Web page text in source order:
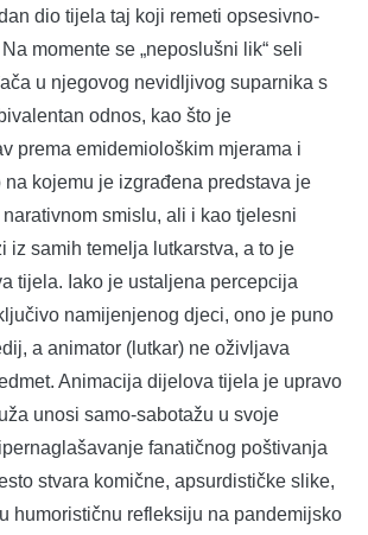
dio tijela taj koji remeti opsesivno-
momente se „neposlušni lik“ seli
u njegovog nevidljivog suparnika s
odnos, kao što je
prema emidemiološkim mjerama i
na kojemu je izgrađena predstava je
smislu, ali i kao tjelesni
iz samih temelja lutkarstva, a to je
tijela. Iako je ustaljena percepcija
namijenjenog djeci, ono je puno
a animator (lutkar) ne oživljava
Animacija dijelova tijela je upravo
unosi samo-sabotažu u svoje
fanatičnog poštivanja
stvara komične, apsurdističke slike,
humorističnu refleksiju na pandemijsko